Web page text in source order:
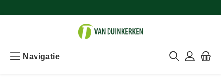
Navigatie